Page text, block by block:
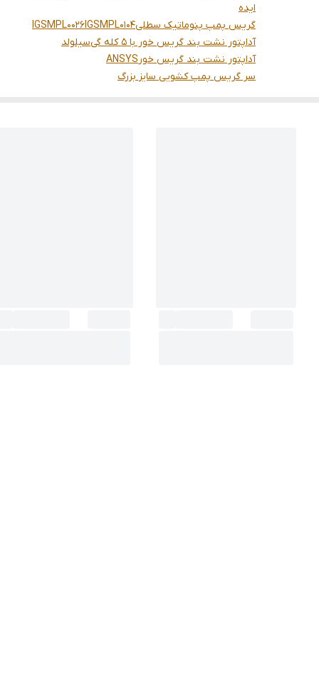
ایده
گریس پمپ پنوماتیک سطلیIGSMPL0104
IGSMPL0026
آداپتور نشت بند گریس خور با 5 کله گی
سیلولد
آداپتور نشت بند گریس خور ANSYS
سر گریس پمپ کشویی سایز بزرگ